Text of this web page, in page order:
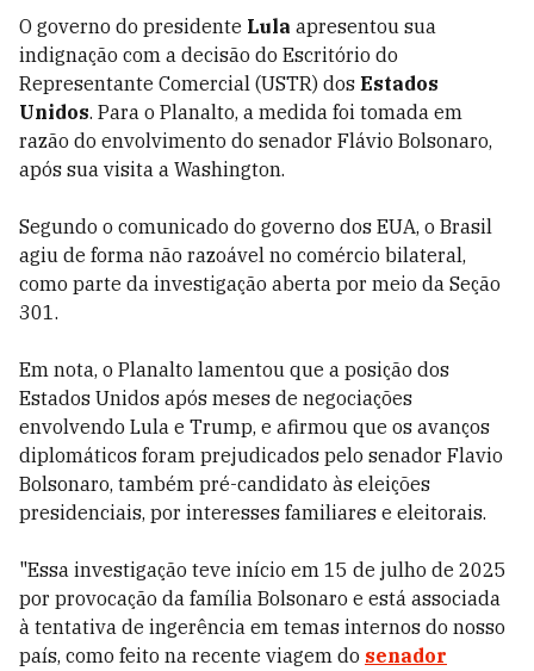
O governo do presidente Lula apresentou sua
indignação com a decisão do Escritório do
Representante Comercial (USTR) dos Estados
Unidos. Para o Planalto, a medida foi tomada em
razão do envolvimento do senador Flávio Bolsonaro,
após sua visita a Washington.
Segundo o comunicado do governo dos EUA, o Brasil
agiu de forma não razoável no comércio bilateral,
como parte da investigação aberta por meio da Seção
301.
Em nota, o Planalto lamentou que a posição dos
Estados Unidos após meses de negociações
envolvendo Lula e Trump, e afirmou que os avanços
diplomáticos foram prejudicados pelo senador Flavio
Bolsonaro, também pré-candidato às eleições
presidenciais, por interesses familiares e eleitorais.
"Essa investigação teve início em 15 de julho de 2025
por provocação da família Bolsonaro e está associada
à tentativa de ingerência em temas internos do nosso
país, como feito na recente viagem do senador